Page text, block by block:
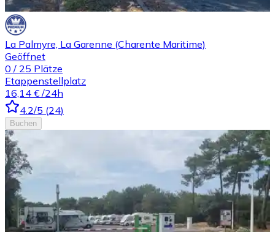
La Palmyre, La Garenne (Charente Maritime)
Geöffnet
0 / 25 Plätze
Etappenstellplatz
16,14 € /24h
4.2/5 (24)
Buchen